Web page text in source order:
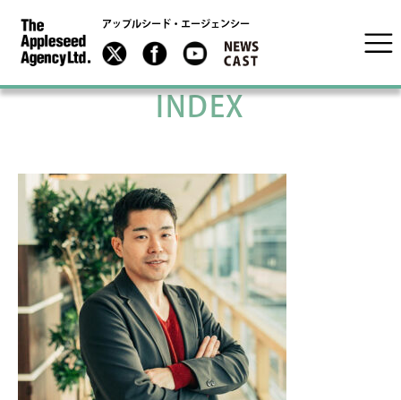
アップルシード・エージェンシー
INDEX